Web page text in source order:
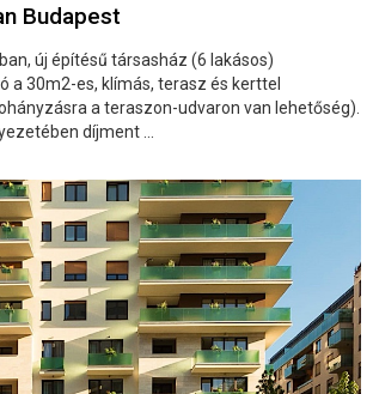
Budapest
új építésű társasház (6 lakásos)
a 30m2-es, klímás, terasz és kerttel
a teraszon-udvaron van lehetőség).
díjment ...